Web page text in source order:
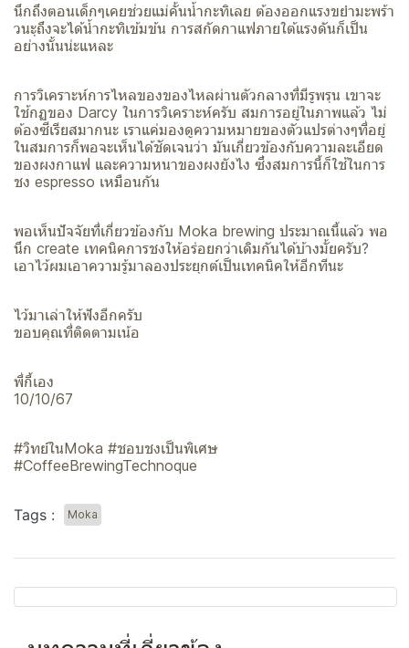
นึกถึงตอนเด็กๆเคยช่วยแม่คั้นน้ำกะทิเลย ต้องออกแรงขยำมะพร้า
วนะุถึงจะได้น้ำกะทิเข้มข้น การสกัดกาแฟภายใต้แรงดันก็เป็น
อย่างนั้นน่ะแหละ
การวิเคราะห์การไหลของของไหลผ่านตัวกลางที่มีรูพรุน เขาจะ
ใช้กฏของ Darcy ในการวิเคราะห์ครับ สมการอยู่ในภาพแล้ว ไม่
ต้องซีเรียสมากนะ เราแค่มองดูความหมายของตัวแปรต่างๆที่อยู่
ในสมการก็พอจะเห็นได้ชัดเจนว่า มันเกี่ยวข้องกับความละเอียด
ของผงกาแฟ และความหนาของผงยังไง ซึ่งสมการนี้ก็ใช้ในการ
ชง espresso เหมือนกัน
พอเห็นปัจจัยที่เกี่ยวข้องกับ Moka brewing ประมาณนี้แล้ว พอ
นึก create เทคนิคการชงให้อร่อยกว่าเดิมกันได้บ้างมั้ยครับ?
เอาไว้ผมเอาความรู้มาลองประยุกต์เป็นเทคนิคให้อีกทีนะ
ไว้มาเล่าให้ฟังอีกครับ
ขอบคุณที่ติดตามเน้อ
พี่กี้เอง
10/10/67
#วิทย์ในMoka #ชอบชงเป็นพิเศษ
#CoffeeBrewingTechnoque
Tags : Moka